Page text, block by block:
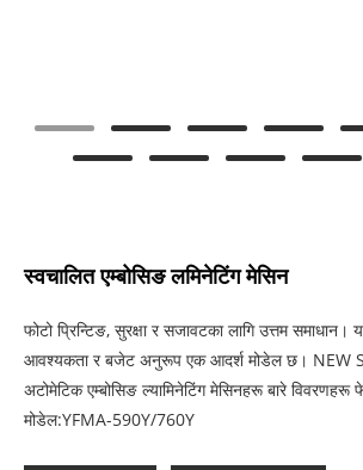
स्वचालित एम्बोसिङ लमिनेटिंग मेसिन
फोटो प्रिन्टिङ, सुरक्षा र सजावटका लागि उत्तम समाधान।
आवश्यकता र बजेट अनुरूप एक आदर्श मोडेल छ। NEW
अटोमेटिक एम्बोसिङ ल्यामिनेटिंग मेसिनहरू बारे विवरणहरू
मोडेल:YFMA-590Y/760Y